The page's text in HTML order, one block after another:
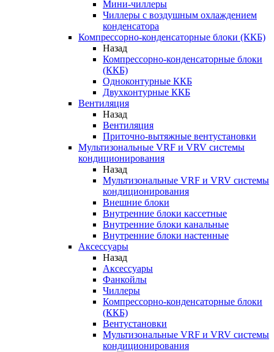
Мини-чиллеры
Чиллеры с воздушным охлаждением
конденсатора
Компрессорно-конденсаторные блоки (ККБ)
Назад
Компрессорно-конденсаторные блоки
(ККБ)
Одноконтурные ККБ
Двухконтурные ККБ
Вентиляция
Назад
Вентиляция
Приточно-вытяжные вентустановки
Мультизональные VRF и VRV системы
кондиционирования
Назад
Мультизональные VRF и VRV системы
кондиционирования
Внешние блоки
Внутренние блоки кассетные
Внутренние блоки канальные
Внутренние блоки настенные
Аксессуары
Назад
Аксессуары
Фанкойлы
Чиллеры
Компрессорно-конденсаторные блоки
(ККБ)
Вентустановки
Мультизональные VRF и VRV системы
кондиционирования